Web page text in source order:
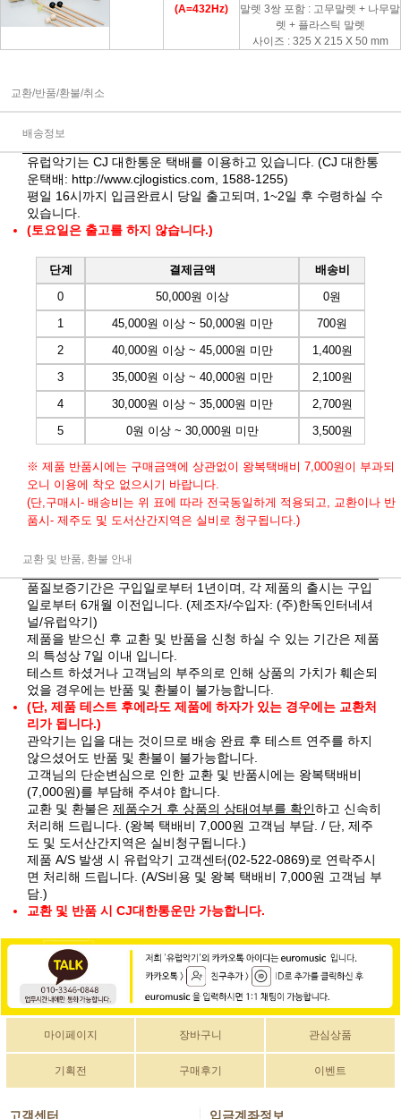
(A=432Hz)
말렛 3쌍 포함 : 고무말렛 + 나무말
렛 + 플라스틱 말렛
사이즈 : 325 X 215 X 50 mm
교환/반품/환불/취소
배송정보
유럽악기는 CJ 대한통운 택배를 이용하고 있습니다. (CJ 대한통
운택배: http://www.cjlogistics.com , 1588-1255)
평일 16시까지 입금완료시 당일 출고되며, 1~2일 후 수령하실 수
있습니다.
(토요일은 출고를 하지 않습니다.)
단계 결제금액
배송비
0
50,000원 이상
0원
1
45,000원 이상 ~ 50,000원 미만
700원
2
40,000원 이상 ~ 45,000원 미만
1,400원
3
35,000원 이상 ~ 40,000원 미만
2,100원
4
30,000원 이상 ~ 35,000원 미만
2,700원
5
0원 이상 ~ 30,000원 미만 3,500원
※ 제품 반품시에는 구매금액에 상관없이 왕복택배비 7,000원이 부과되
오니 이용에 착오 없으시기 바랍니다.
(단,구매시- 배송비는 위 표에 따라 전국동일하게 적용되고, 교환이나 반
품시- 제주도 및 도서산간지역은 실비로 청구됩니다.)
교환 및 반품, 환불 안내
품질보증기간은 구입일로부터 1년이며, 각 제품의 출시는 구입
일로부터 6개월 이전입니다. (제조자/수입자: (주)한독인터네셔
널/유럽악기)
제품을 받으신 후 교환 및 반품을 신청 하실 수 있는 기간은 제품
의 특성상 7일 이내 입니다.
테스트 하셨거나 고객님의 부주의로 인해 상품의 가치가 훼손되
었을 경우에는 반품 및 환불이 불가능합니다.
(단, 제품 테스트 후에라도 제품에 하자가 있는 경우에는 교환처
리가 됩니다.)
관악기는 입을 대는 것이므로 배송 완료 후 테스트 연주를 하지
않으셨어도 반품 및 환불이 불가능합니다.
고객님의 단순변심으로 인한 교환 및 반품시에는 왕복택배비
(7,000원)를 부담해 주셔야 합니다.
교환 및 환불은 제품수거 후 상품의 상태여부를 확인하고 신속히
처리해 드립니다. (왕복 택배비 7,000원 고객님 부담. / 단, 제주
도 및 도서산간지역은 실비청구됩니다.)
제품 A/S 발생 시 유럽악기 고객센터(02-522-0869)로 연락주시
면 처리해 드립니다. (A/S비용 및 왕복 택배비 7,000원 고객님 부
담.)
교환 및 반품 시 CJ대한통운만 가능합니다.
마이페이지 장바구니 관심상품
기획전 구매후기 이벤트
고객센터 입금계좌정보